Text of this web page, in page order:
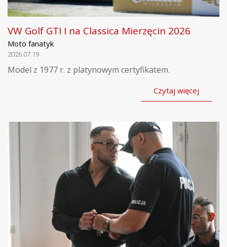
VW Golf GTI I na Classica Mierzęcin 2026
Moto fanatyk
2026.07.19
Model z 1977 r. z platynowym certyfikatem.
Czytaj więcej